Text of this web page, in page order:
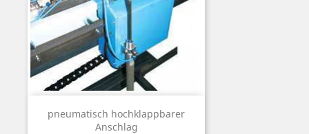
pneumatisch hochklappbarer
Anschlag